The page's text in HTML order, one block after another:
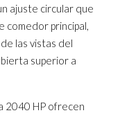
ajuste circular que
comedor principal,
las vistas del
superior a
2040 HP ofrecen